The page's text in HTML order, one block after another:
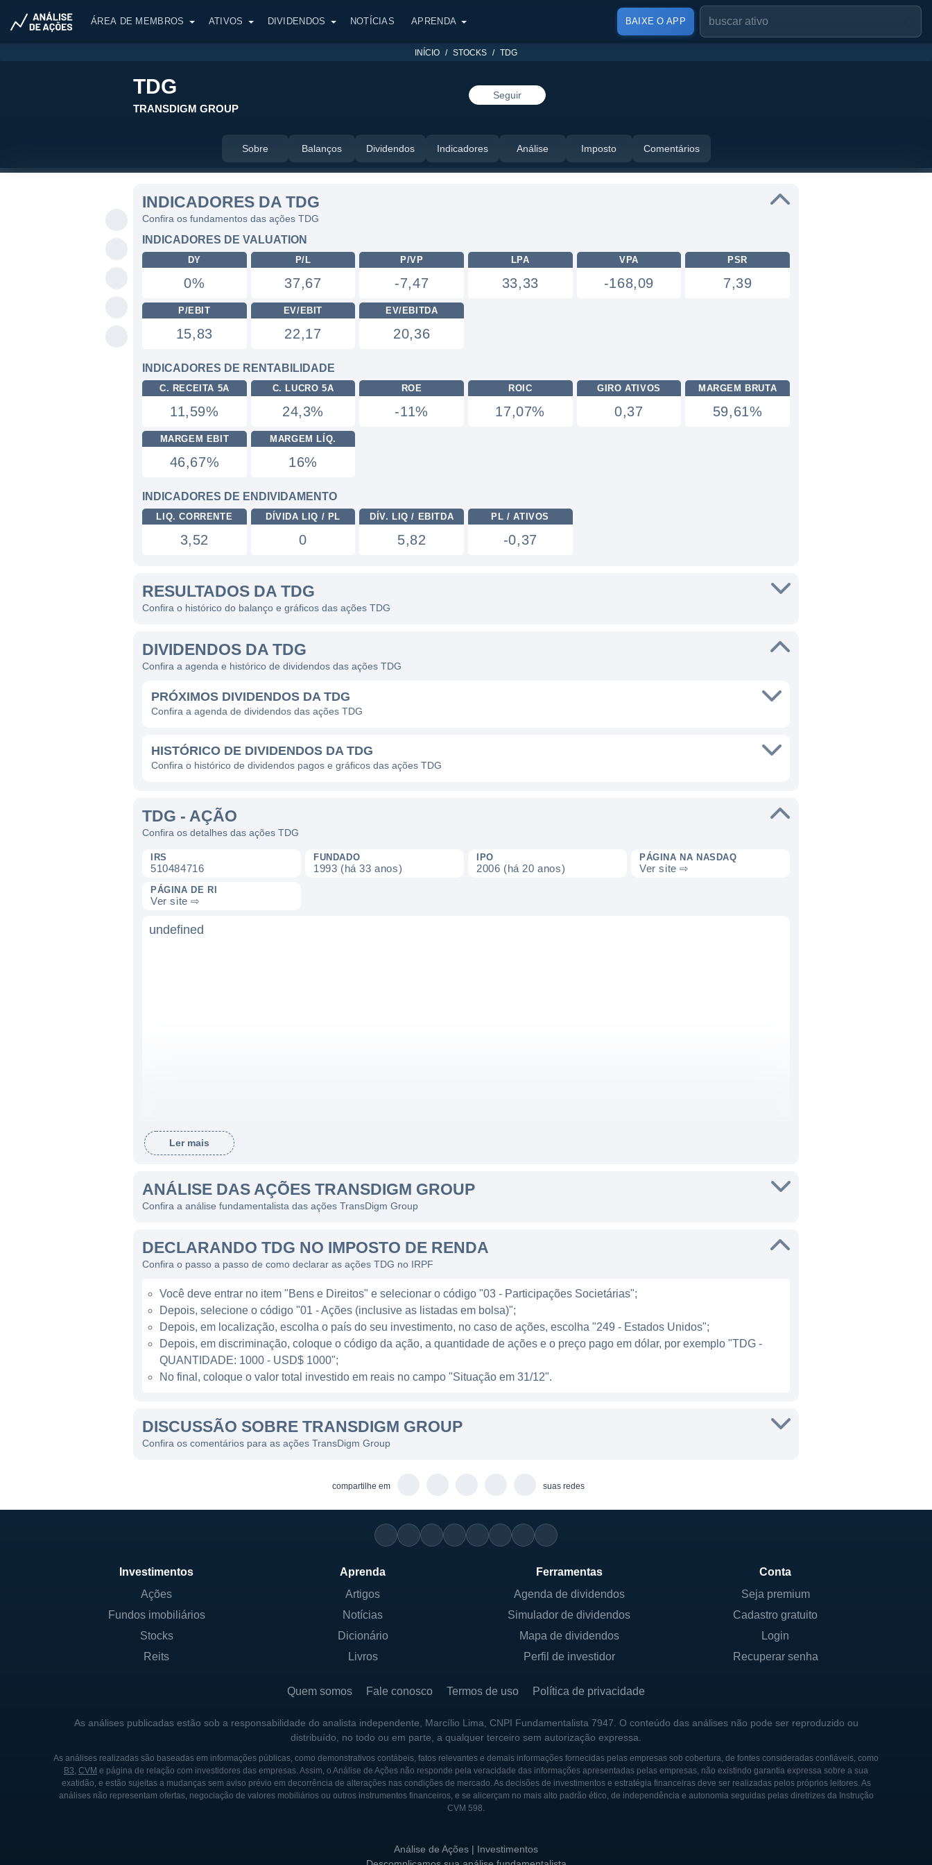
ÁREA DE MEMBROS ATIVOS DIVIDENDOS NOTÍCIAS APRENDA BAIXE O APP
INÍCIO STOCKS TDG
TDG
TRANSDIGM GROUP
Seguir
Sobre Balanços Dividendos Indicadores Análise Imposto Comentários
INDICADORES DA TDG
Confira os fundamentos das ações TDG
INDICADORES DE VALUATION
DY
0%
P/L
37,67
P/VP
-7,47
LPA
33,33
VPA
-168,09
PSR
7,39
P/EBIT
15,83
EV/EBIT
22,17
EV/EBITDA
20,36
INDICADORES DE RENTABILIDADE
C. RECEITA 5A
11,59%
C. LUCRO 5A
24,3%
ROE
-11%
ROIC
17,07%
GIRO ATIVOS
0,37
MARGEM BRUTA
59,61%
MARGEM EBIT
46,67%
MARGEM LÍQ.
16%
INDICADORES DE ENDIVIDAMENTO
LIQ. CORRENTE
3,52
DÍVIDA LIQ / PL
0
DÍV. LIQ / EBITDA
5,82
PL / ATIVOS
-0,37
RESULTADOS DA TDG
Confira o histórico do balanço e gráficos das ações TDG
DIVIDENDOS DA TDG
Confira a agenda e histórico de dividendos das ações TDG
PRÓXIMOS DIVIDENDOS DA TDG
Confira a agenda de dividendos das ações TDG
HISTÓRICO DE DIVIDENDOS DA TDG
Confira o histórico de dividendos pagos e gráficos das ações TDG
TDG - AÇÃO
Confira os detalhes das ações TDG
IRS
510484716
FUNDADO
1993 (há 33 anos)
IPO
2006 (há 20 anos)
PÁGINA NA NASDAQ
Ver site ⇨
PÁGINA DE RI
Ver site ⇨
undefined
Ler mais
ANÁLISE DAS AÇÕES TRANSDIGM GROUP
Confira a análise fundamentalista das ações TransDigm Group
DECLARANDO TDG NO IMPOSTO DE RENDA
Confira o passo a passo de como declarar as ações TDG no IRPF
Você deve entrar no item "Bens e Direitos" e selecionar o código "03 - Participações Societárias";
Depois, selecione o código "01 - Ações (inclusive as listadas em bolsa)";
Depois, em localização, escolha o país do seu investimento, no caso de ações, escolha "249 - Estados Unidos";
Depois, em discriminação, coloque o código da ação, a quantidade de ações e o preço pago em dólar, por exemplo "TDG -
QUANTIDADE: 1000 - USD$ 1000";
No final, coloque o valor total investido em reais no campo "Situação em 31/12".
DISCUSSÃO SOBRE TRANSDIGM GROUP
Confira os comentários para as ações TransDigm Group
compartilhe em suas redes
Investimentos
Ações
Fundos imobiliários
Stocks
Reits
Aprenda
Artigos
Notícias
Dicionário
Livros
Ferramentas
Agenda de dividendos
Simulador de dividendos
Mapa de dividendos
Perfil de investidor
Conta
Seja premium
Cadastro gratuito
Login
Recuperar senha
Quem somos Fale conosco Termos de uso Política de privacidade
As análises publicadas estão sob a responsabilidade do analista independente, Marcílio Lima, CNPI Fundamentalista 7947. O conteúdo das análises não pode ser reproduzido ou
distribuído, no todo ou em parte, a qualquer terceiro sem autorização expressa.
As análises realizadas são baseadas em informações públicas, como demonstrativos contábeis, fatos relevantes e demais informações fornecidas pelas empresas sob cobertura, de fontes consideradas confiáveis, como
B3, CVM e página de relação com investidores das empresas. Assim, o Análise de Ações não responde pela veracidade das informações apresentadas pelas empresas, não existindo garantia expressa sobre a sua
exatidão, e estão sujeitas a mudanças sem aviso prévio em decorrência de alterações nas condições de mercado. As decisões de investimentos e estratégia financeiras deve ser realizadas pelos próprios leitores. As
análises não representam ofertas, negociação de valores mobiliários ou outros instrumentos financeiros, e se alicerçam no mais alto padrão ético, de independência e autonomia seguidas pelas diretrizes da Instrução
CVM 598.
Análise de Ações | Investimentos